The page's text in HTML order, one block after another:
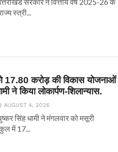
स्त्री...
17.80 करोड़ की विकास योजनाओं
ने किया लोकार्पण-शिलान्यास.
AUGUST 4, 2026
सिंह धामी ने मंगलवार को मसूरी
में 17...